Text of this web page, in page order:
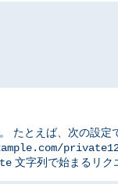
たとえば、次の設定
文字列で始まるリク